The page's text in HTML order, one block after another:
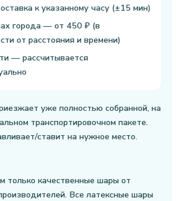
к указанному часу (±15 мин)
города — от 450 ₽ (в
от расстояния и времени)
— рассчитывается
уже полностью собранной, на
транспортировочном пакете.
ставит на нужное место.
только качественные шары от
Все латексные шары